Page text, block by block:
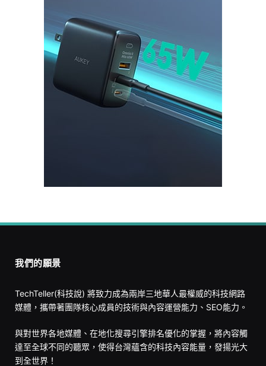
我們的願景
TechTeller(科技說) 將致力成為兩岸三地華人最權威的科技網路
媒體，攜帶著團隊核心成員的技術與內容運營能力、SEO能力。
與對世界各地媒體、在地化搜尋引擎排名優化的掌握，將內容觸
達至全球不同的聽眾，使得台灣蘊含的科技內容能量，發揚光大
到全世界！